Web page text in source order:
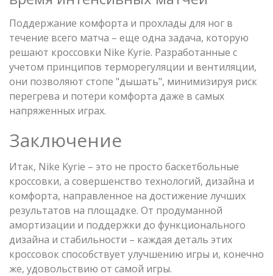
Поддержание комфорта и прохлады для ног в
течение всего матча – еще одна задача, которую
решают кроссовки Nike Kyrie. Разработанные с
учетом принципов терморегуляции и вентиляции,
они позволяют стопе "дышать", минимизируя риск
перегрева и потери комфорта даже в самых
напряженных играх.
Заключение
Итак, Nike Kyrie – это не просто баскетбольные
кроссовки, а совершенство технологий, дизайна и
комфорта, направленное на достижение лучших
результатов на площадке. От продуманной
амортизации и поддержки до функционального
дизайна и стабильности – каждая деталь этих
кроссовок способствует улучшению игры и, конечно
же, удовольствию от самой игры.